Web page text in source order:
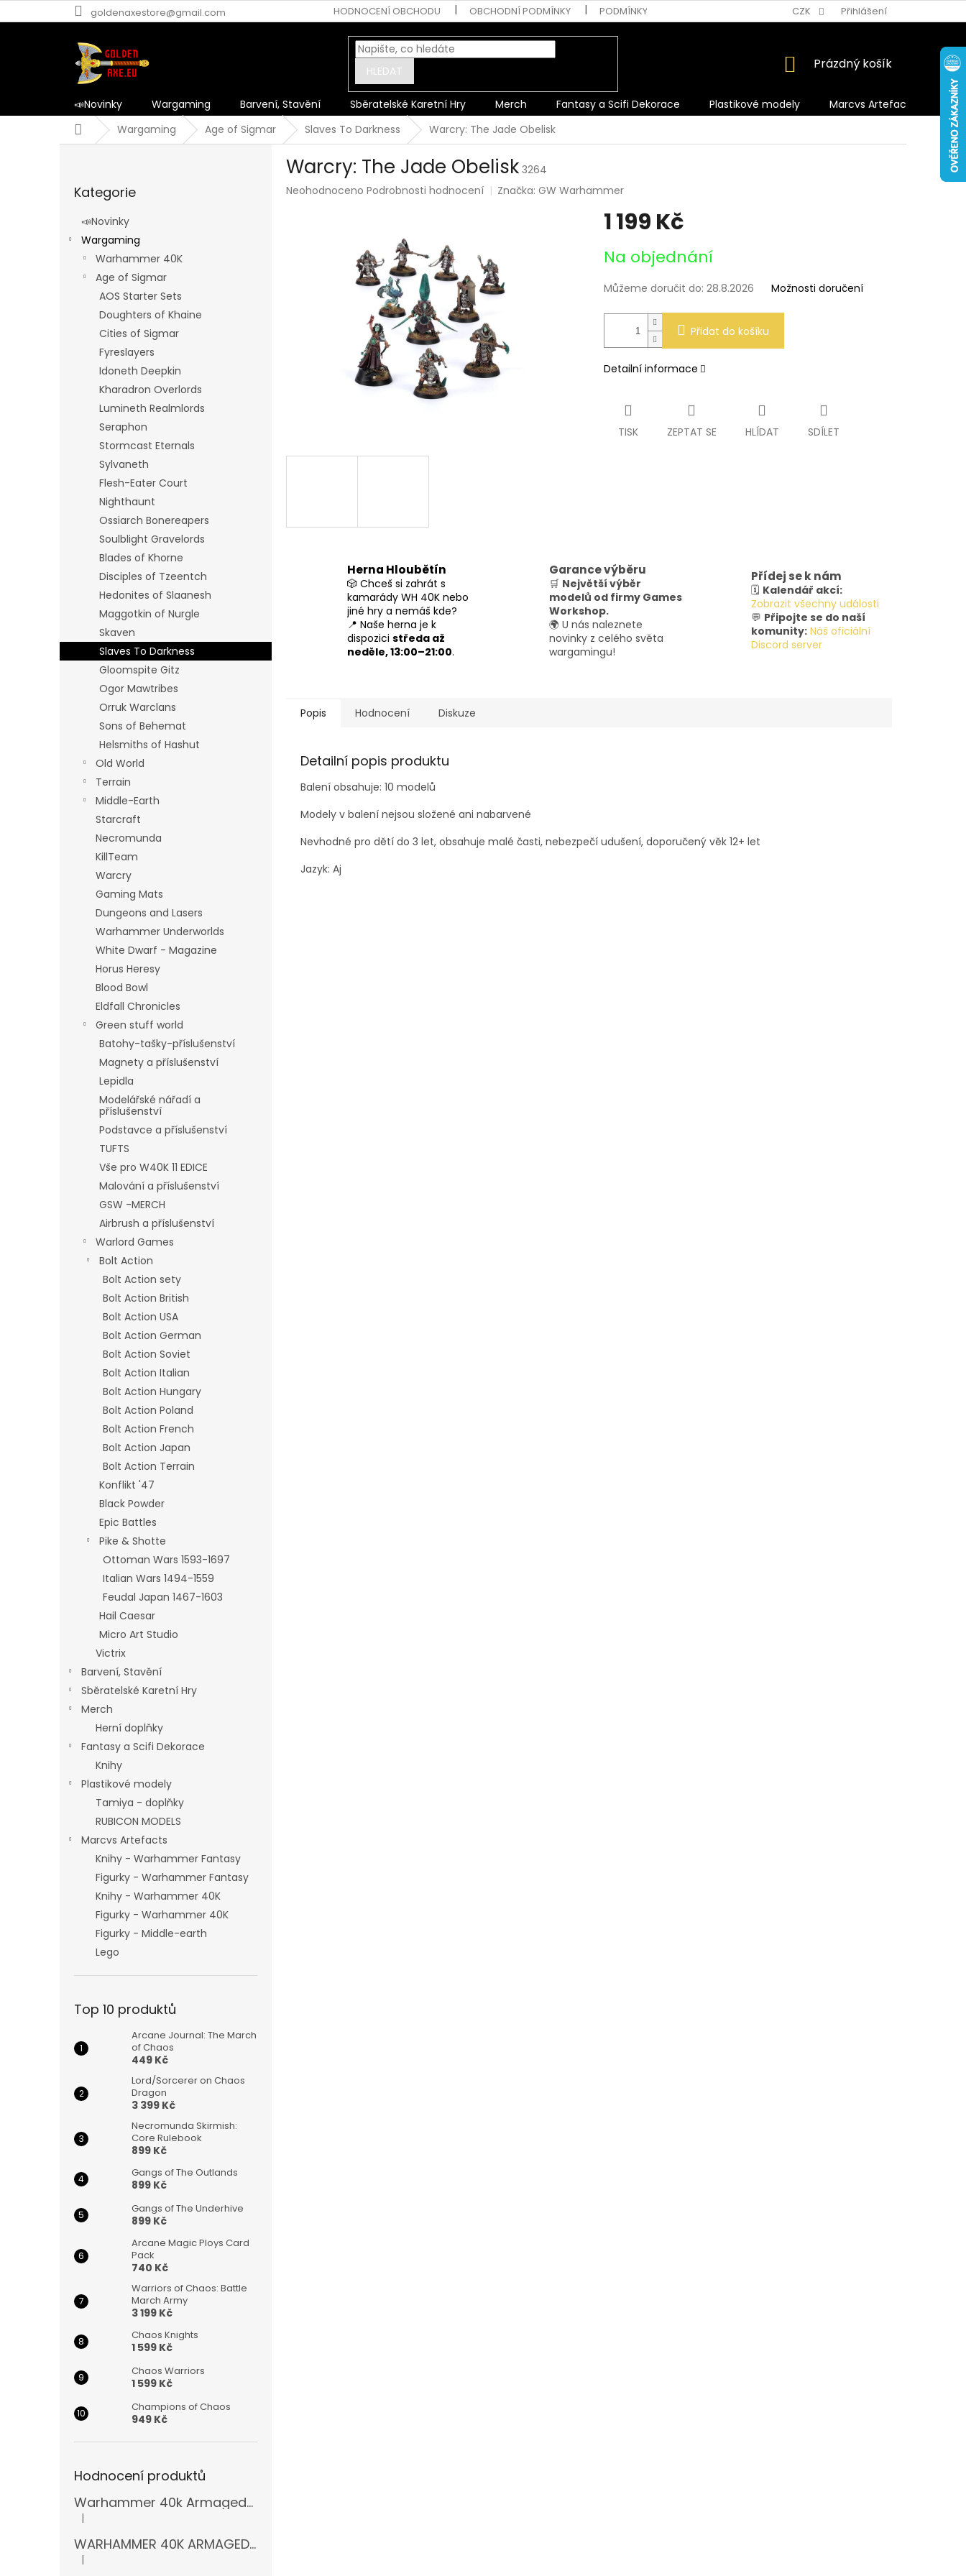
na
goldenaxestore@gmail.com HODNOCENÍ OBCHODU OBCHODNÍ PODMÍNKY PODMÍNKY OCHRANY OSOBNÍCH ÚDAJŮ CZK Přihlášení
HLEDAT
NÁKUPNÍ
Prázdný košík
📣Novinky Wargaming Barvení, Stavění Sběratelské Karetní Hry Merch Fantasy a Scifi Dekorace Plastikové modely
Marcvs Artefacts
DomůWargaming Age of Sigmar Slaves To Darkness Warcry: The Jade Obelisk
kategorie
Kategorie
📣Novinky
Wargaming
Warhammer 40K
Age of Sigmar
AOS Starter Sets
Doughters of Khaine
Cities of Sigmar
Fyreslayers
Idoneth Deepkin
Kharadron Overlords
Lumineth Realmlords
Seraphon
Stormcast Eternals
Sylvaneth
Flesh-Eater Court
Nighthaunt
Ossiarch Bonereapers
Soulblight Gravelords
Blades of Khorne
Disciples of Tzeentch
Hedonites of Slaanesh
Maggotkin of Nurgle
Skaven
Slaves To Darkness
Gloomspite Gitz
Ogor Mawtribes
Orruk Warclans
Sons of Behemat
Helsmiths of Hashut
Old World
Terrain
Middle-Earth
Starcraft
Necromunda
KillTeam
Warcry
Gaming Mats
Dungeons and Lasers
Warhammer Underworlds
White Dwarf - Magazine
Horus Heresy
Blood Bowl
Eldfall Chronicles
Green stuff world
Batohy-tašky-příslušenství
Magnety a příslušenství
Lepidla
Modelářské nářadí a
příslušenství
Podstavce a příslušenství
TUFTS
Vše pro W40K 11 EDICE
Malování a příslušenství
GSW -MERCH
Airbrush a příslušenství
Warlord Games
Bolt Action
Bolt Action sety
Bolt Action British
Bolt Action USA
Bolt Action German
Bolt Action Soviet
Bolt Action Italian
Bolt Action Hungary
Bolt Action Poland
Bolt Action French
Bolt Action Japan
Bolt Action Terrain
Konflikt '47
Black Powder
Epic Battles
Pike & Shotte
Ottoman Wars 1593-1697
Italian Wars 1494-1559
Feudal Japan 1467-1603
Hail Caesar
Micro Art Studio
Victrix
Barvení, Stavění
Sběratelské Karetní Hry
Merch
Herní doplňky
Fantasy a Scifi Dekorace
Knihy
Plastikové modely
Tamiya - doplňky
RUBICON MODELS
Marcvs Artefacts
Knihy - Warhammer Fantasy
Figurky - Warhammer Fantasy
Knihy - Warhammer 40K
Figurky - Warhammer 40K
Figurky - Middle-earth
Lego
Top 10 produktů
Arcane Journal: The March
of Chaos
449 Kč
Lord/Sorcerer on Chaos
Dragon
3 399 Kč
Necromunda Skirmish:
Core Rulebook
899 Kč
Gangs of The Outlands
899 Kč
Gangs of The Underhive
899 Kč
Arcane Magic Ploys Card
Pack
740 Kč
Warriors of Chaos: Battle
March Army
3 199 Kč
Chaos Knights
1 599 Kč
Chaos Warriors
1 599 Kč
Champions of Chaos
949 Kč
Hodnocení produktů
Warhammer 40k Armageddon Orks (Bazar)
Hodnocení produktu je 5 z 5 hvězdiček.
|
WARHAMMER 40K ARMAGEDDON 11 EDICE
Hodnocení produktu je 5 z 5 hvězdiček.
|
Warcry: The Jade Obelisk 3264
Průměrné
Neohodnoceno Podrobnosti hodnocení Značka:GW Warhammer
1 199 Kč
cena:
Na objednání
Můžeme doručit do: 28.8.2026 Možnosti doručení
Přidat do košíku
Detailní informace
TISK ZEPTAT SE HLÍDAT SDÍLET
Herna Hloubětín
🎲 Chceš si zahrát s
kamarády WH 40K nebo
jiné hry a nemáš kde?
📍 Naše herna je k
dispozici středa až
neděle, 13:00–21:00.
Garance výběru
🛒 Největší výběr
modelů od firmy Games
Workshop.
🌍 U nás naleznete
novinky z celého světa
wargamingu!
Přídej se k nám
🗓️ Kalendář akcí:
Zobrazit všechny události
💬 Připojte se do naší
komunity: Náš oficiální
Discord server
Popis Hodnocení Diskuze
Detailní popis produktu
Balení obsahuje: 10 modelů
Modely v balení nejsou složené ani nabarvené
Nevhodné pro dětí do 3 let, obsahuje malé časti, nebezpečí udušení, doporučený věk 12+ let
Jazyk: Aj